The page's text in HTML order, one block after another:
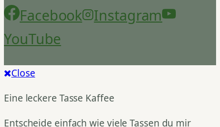
Facebook
Instagram
YouTube
Close
Eine leckere Tasse Kaffee
Entscheide einfach wie viele Tassen du mir